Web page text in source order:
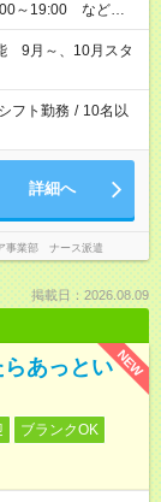
～19:00 など
業はしたくない」
ます！ ※Wワ
務時間と、もう1つ
る場合は応募でき
9月～、10月スタ
シフト勤務 / 10名以
詳細へ
事業部 ナース派遣
掲載日：2026.08.09
NEW
あっとい
ブランクOK